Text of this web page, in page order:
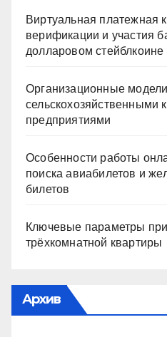
Виртуальная платежная
верификации и участия
долларовом стейблкоине
Организационные
сельскохозяйственными
предприятиями
Особенности работы
поиска авиабилетов и
билетов
Ключевые параметры
трёхкомнатной квартиры
Архив